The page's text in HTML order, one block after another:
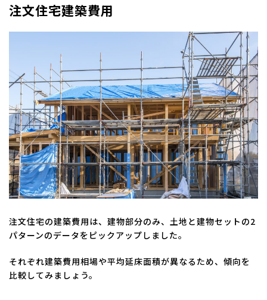
注文住宅建築費用
注文住宅の建築費用は、建物部分のみ、土地と建物セットの2
パターンのデータをピックアップしました。
それぞれ建築費用相場や平均延床面積が異なるため、傾向を
比較してみましょう。